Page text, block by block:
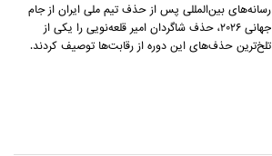
رسانه‌های بین‌المللی پس از حذف تیم ملی ایران از جام
جهانی ۲۰۲۶، حذف شاگردان امیر قلعه‌نویی را یکی از
تلخ‌ترین حذف‌های این دوره از رقابت‌ها توصیف کردند.